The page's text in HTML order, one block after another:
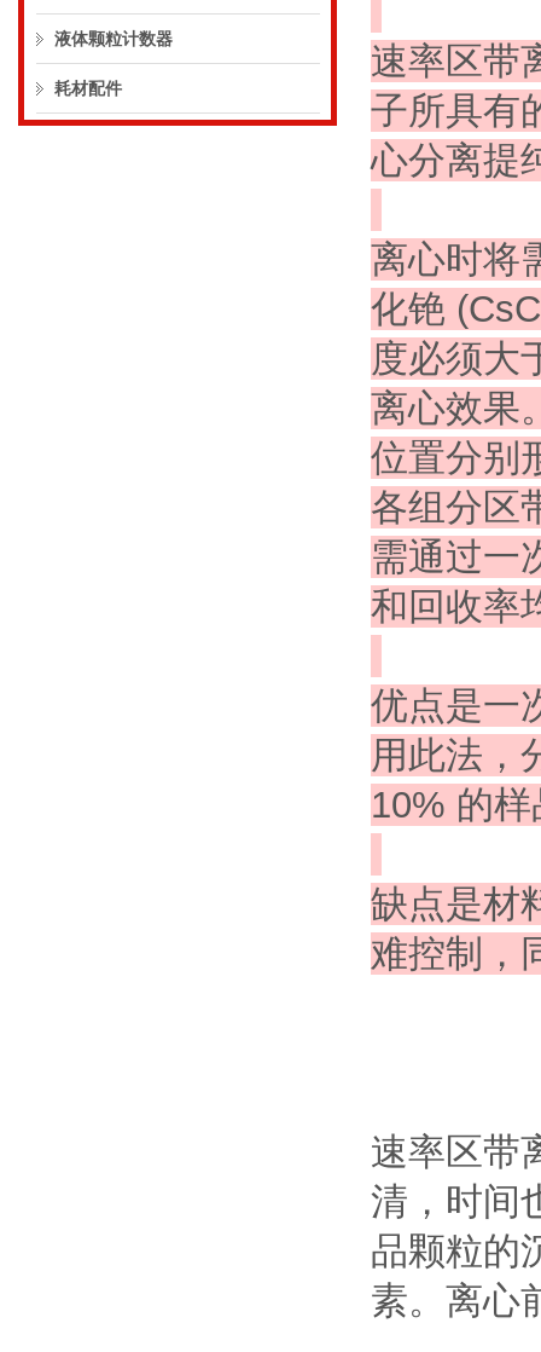
液体颗粒计数器
耗材配件
速率区带
子所具有
心分离提
离心时将
化铯
度必须大
离心效果
位置分别
各组分区
需通过一
和回收率
优点是一
用此法，
10% 的
缺点是材
难控制，
速率区带
清，时间
品颗粒的
素。离心